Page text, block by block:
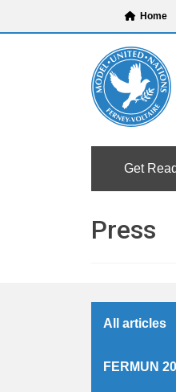
Home
Get
Press
All articles
FERMUN